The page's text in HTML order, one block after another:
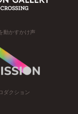
動かすかけ声
ダクション